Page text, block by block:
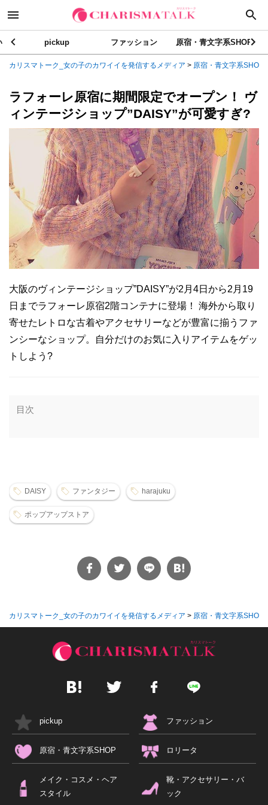
pickup ファッション 原宿・青文字系SHOP
カリスマトーク_女の子のカワイイを発信するメディア > 原宿・青文字系SHOP
ラフォーレ原宿に期間限定でオープン！ ヴ
ィンテージショップ”DAISY”が可愛すぎ?
大阪のヴィンテージショップ”DAISY”が2月4日から2月19
日までラフォーレ原宿2階コンテナに登場！ 海外から取り
寄せたレトロな古着やアクセサリーなどが豊富に揃うファ
ンシーなショップ。自分だけのお気に入りアイテムをゲッ
トしよう?
目次
DAISY ファンタジー harajuku
ポップアップストア
カリスマトーク_女の子のカワイイを発信するメディア > 原宿・青文字系SHOP
pickup ファッション
原宿・青文字系SHOP ロリータ
メイク・コスメ・ヘア
スタイル
靴・アクセサリー・バ
ック